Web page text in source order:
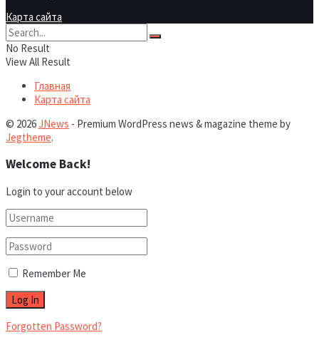
Карта сайта
No Result
View All Result
Главная
Карта сайта
© 2026JNews - Premium WordPress news & magazine theme by
Jegtheme.
Welcome Back!
Login to your account below
Remember Me
Forgotten Password?